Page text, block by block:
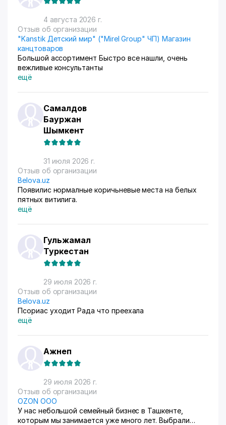
4 августа 2026 г.
Отзыв об организации
"Kanstik Детский мир" ("Mirel Group" ЧП) Магазин
канцтоваров
Большой ассортимент Быстро все нашли, очень
вежливые консультанты
ещё
Самалдов
Бауржан
Шымкент
31 июля 2026 г.
Отзыв об организации
Belova.uz
Появилис нормалные коричьневые места на белых
пятных витилига.
ещё
Гульжамал
Туркестан
29 июля 2026 г.
Отзыв об организации
Belova.uz
Псориас уходит Рада что преехала
ещё
Ажнеп
29 июля 2026 г.
Отзыв об организации
OZON ООО
У нас небольшой семейный бизнес в Ташкенте,
которым мы занимается уже много лет. Выбрали